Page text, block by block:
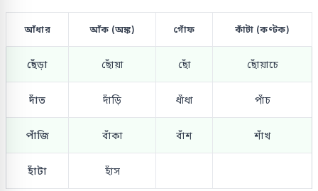
আঁধার আঁক (অঙ্ক) গোঁফ কাঁটা (কণ্টক)
ছেঁড়া ছোঁয়া ছোঁ ছোঁয়াচে
দাঁত দাঁড়ি ধাঁধা পাঁচ
পাঁজি বাঁকা বাঁশ শাঁখ
হাঁটা হাঁস